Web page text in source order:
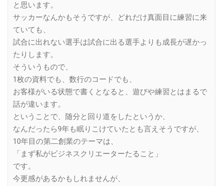
と思います。
サッカーなんかもそうですが、どれだけ真面目に練習に来
ていても、
試合に出れない選手は試合に出る選手よりも成長が遅かっ
たりします。
そういうもので、
1枚の資料でも、数行のコードでも、
お客様がいる状態で書くとなると、遊びや練習とはまるで
話が違います。
ということで、随分と回り道をしたというか、
なんだったら9年も眠りこけていたとも言えそうですが、
10年目の第二創業のテーマは、
「まず私がビジネスクリエーターたること」
です。
今更感があるかもしれませんが、